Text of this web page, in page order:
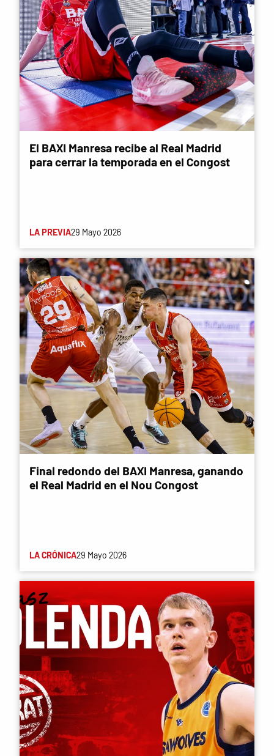
El BAXI Manresa recibe al Real Madrid
para cerrar la temporada en el Congost
LA PREVIA29 Mayo 2026
Final redondo del BAXI Manresa, ganando
el Real Madrid en el Nou Congost
LA CRÓNICA29 Mayo 2026